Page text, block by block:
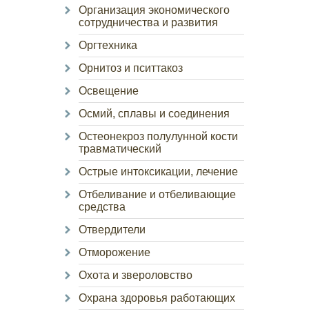
Организация экономического
сотрудничества и развития
Оргтехника
Орнитоз и пситтакоз
Освещение
Осмий, сплавы и соединения
Остеонекроз полулунной кости
травматический
Острые интоксикации, лечение
Отбеливание и отбеливающие
средства
Отвердители
Отморожение
Охота и звероловство
Охрана здоровья работающих